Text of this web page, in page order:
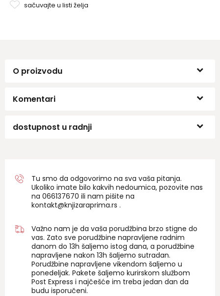
sačuvajte u listi želja
O proizvodu
Komentari
dostupnost u radnji
Tu smo da odgovorimo na sva vaša pitanja.
Ukoliko imate bilo kakvih nedoumica, pozovite nas
na 066137670 ili nam pišite na
kontakt@knjizaraprima.rs .
Važno nam je da vaša porudžbina brzo stigne do
vas. Zato sve porudžbine napravljene radnim
danom do 13h šaljemo istog dana, a porudžbine
napravljene nakon 13h šaljemo sutradan.
Porudžbine napravljene vikendom šaljemo u
ponedeljak. Pakete šaljemo kurirskom službom
Post Express i najčešće im treba jedan dan da
budu isporučeni.